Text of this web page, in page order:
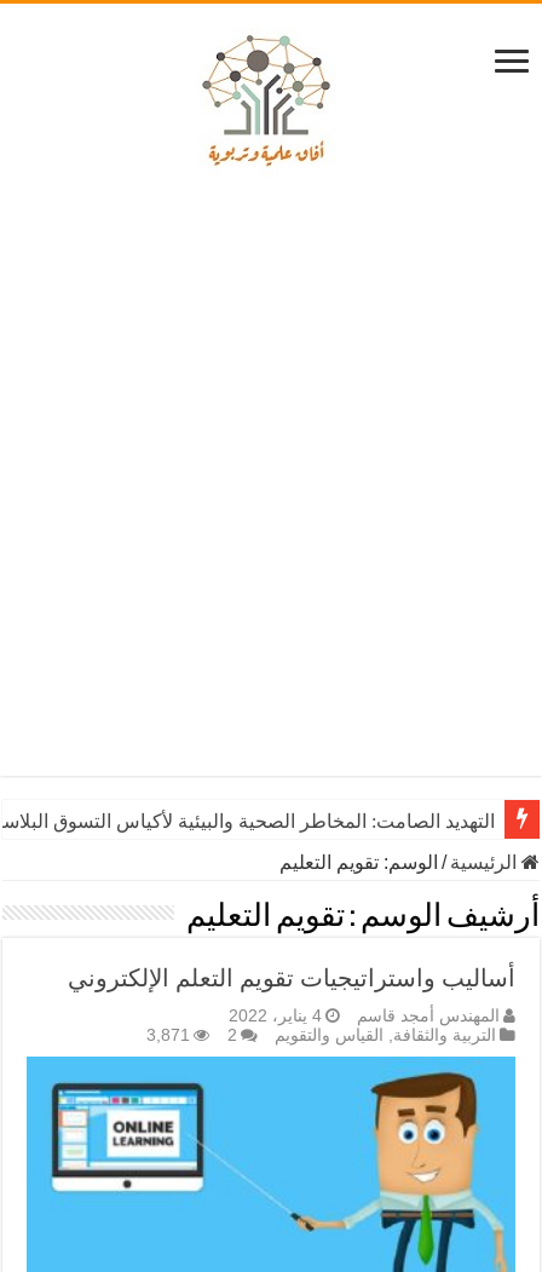
التهديد الصامت: المخاطر الصحية والبيئية لأكياس التسوق
الرئيسية/ الوسم: تقويم التعليم
أرشيف الوسم :تقويم التعليم
أساليب واستراتيجيات تقويم التعلم الإلكتروني
المهندس أمجد قاسم
4 يناير، 2022
التربية والثقافة, القياس والتقويم 2
3,871